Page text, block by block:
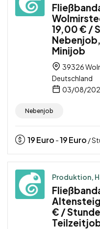
19,00 € /
Minijob
39326
Deutschland
03/08/
Nebenjob
19Euro -19Euro /
Produktion,
€ /